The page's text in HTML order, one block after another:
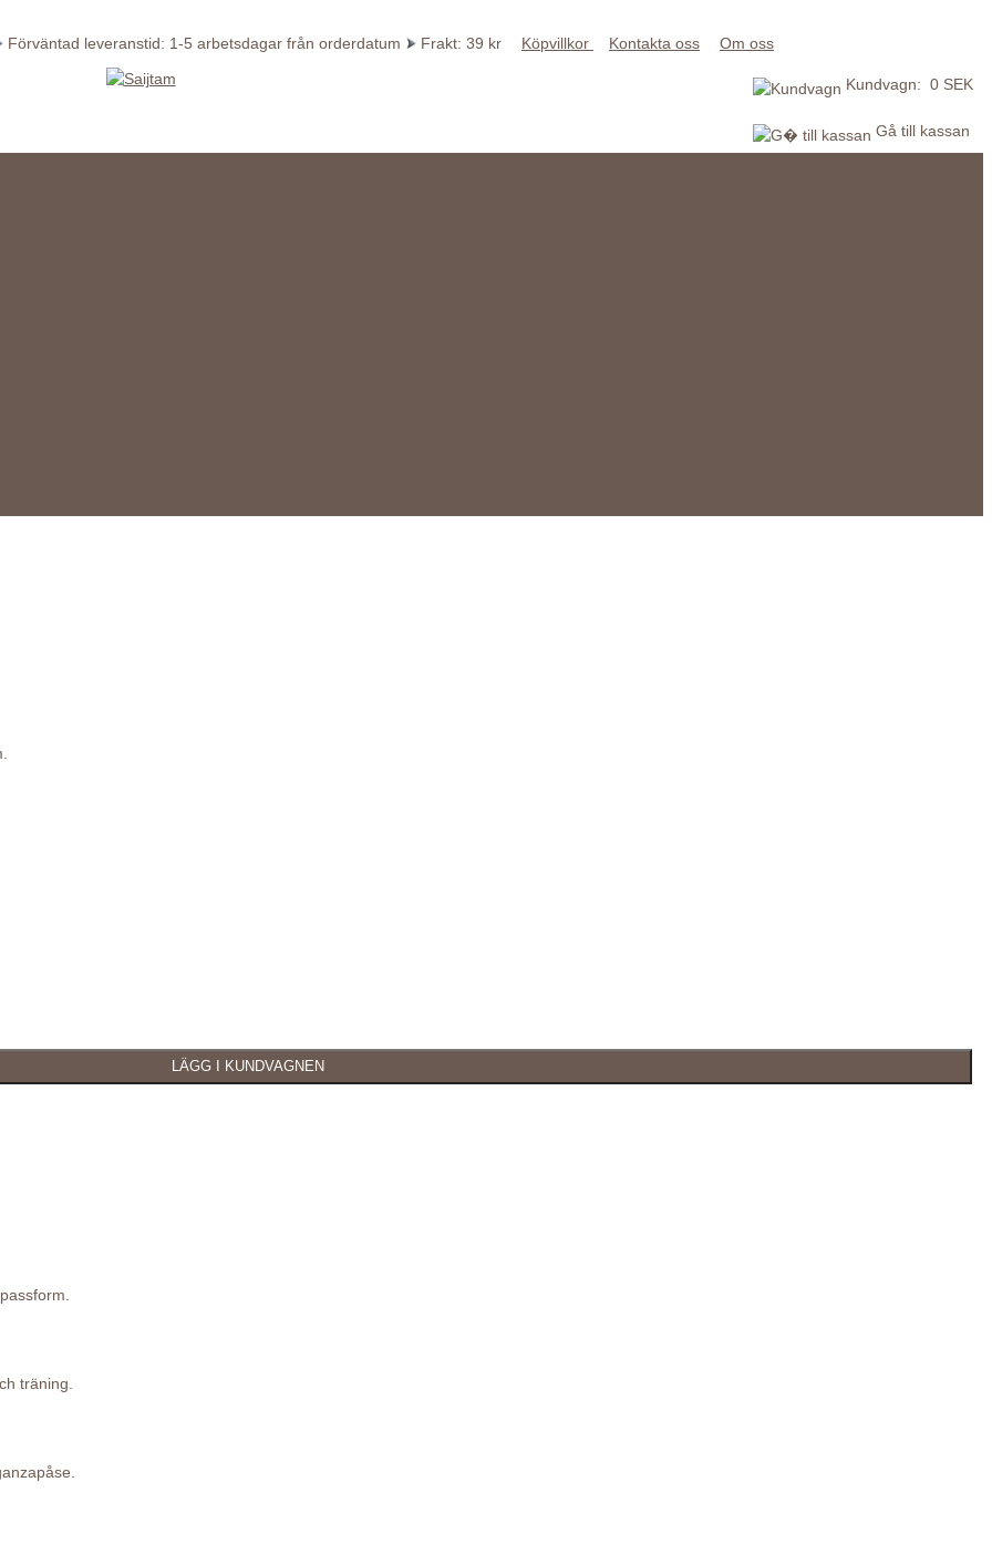
Förväntad leveranstid: 1-5 arbetsdagar från orderdatum Frakt: 39 kr Köpvillkor Kontakta oss Om oss
Kundvagn: 0 SEK
Gå till kassan
träning.